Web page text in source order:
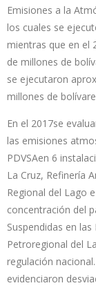
Emisiones a la
los cuales se
mientras que en el
de millones de
se ejecutaron
millones de
En el 2017se
las emisiones
PDVSAen 6
La Cruz, Refinería
Regional del Lago
concentración del
Suspendidas en
Petroregional del
regulación
evidenciaron